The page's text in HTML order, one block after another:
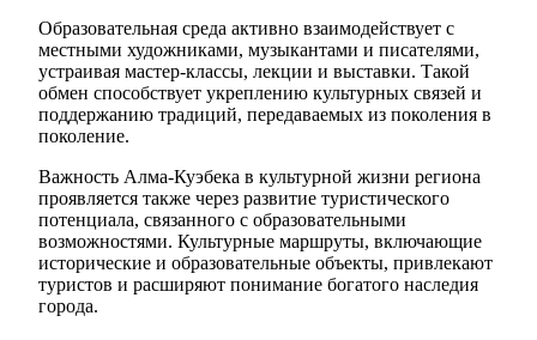
Образовательная среда активно взаимодействует с
местными художниками, музыкантами и писателями,
устраивая мастер-классы, лекции и выставки. Такой
обмен способствует укреплению культурных связей и
поддержанию традиций, передаваемых из поколения в
поколение.
Важность Алма-Куэбека в культурной жизни региона
проявляется также через развитие туристического
потенциала, связанного с образовательными
возможностями. Культурные маршруты, включающие
исторические и образовательные объекты, привлекают
туристов и расширяют понимание богатого наследия
города.